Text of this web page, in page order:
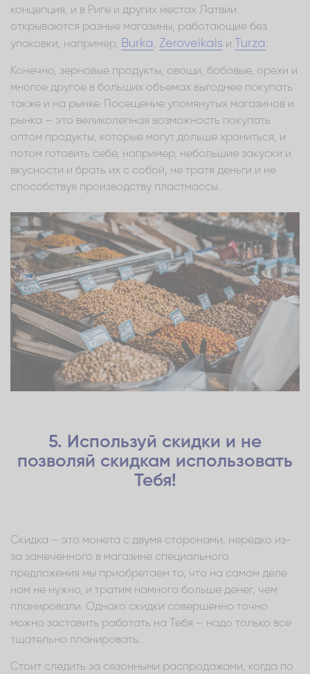
концепция, и в Риге и других местах Латвии
открываются разные магазины, работающие без
упаковки, например, Burka, Zeroveikals и Turza.
Конечно, зерновые продукты, овощи, бобовые, орехи и
многое другое в больших объемах выгоднее покупать
также и на рынке. Посещение упомянутых магазинов и
рынка – это великолепная возможность покупать
оптом продукты, которые могут дольше храниться, и
потом готовить себе, например, небольшие закуски и
вкусности и брать их с собой, не тратя деньги и не
способствуя производству пластмассы.
5. Используй скидки и не
позволяй скидкам использовать
Тебя!
Скидка – это монета с двумя сторонами, нередко из-
за замеченного в магазине специального
предложения мы приобретаем то, что на самом деле
нам не нужно, и тратим намного больше денег, чем
планировали. Однако скидки совершенно точно
можно заставить работать на Тебя – надо только все
тщательно планировать.
Стоит следить за сезонными распродажами, когда по